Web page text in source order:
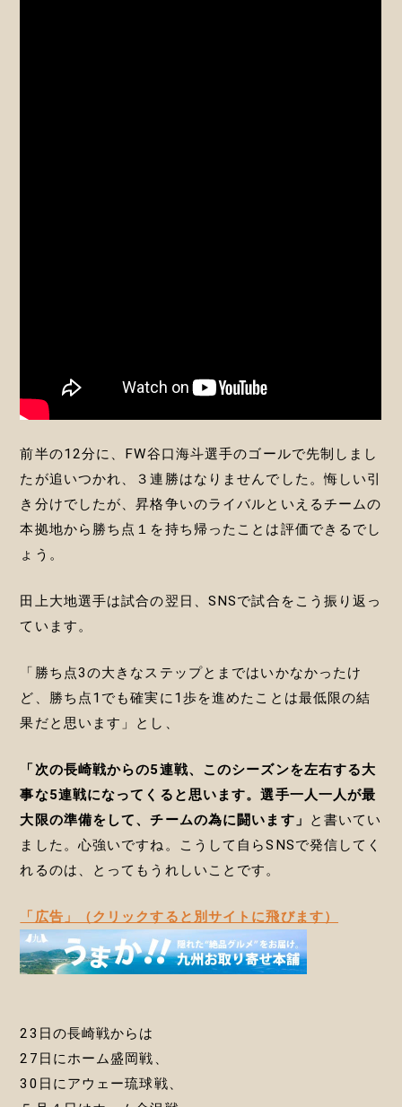
前半の12分に、FW谷口海斗選手のゴールで先制しまし
たが追いつかれ、３連勝はなりませんでした。悔しい引
き分けでしたが、昇格争いのライバルといえるチームの
本拠地から勝ち点１を持ち帰ったことは評価できるでし
ょう。
田上大地選手は試合の翌日、SNSで試合をこう振り返っ
ています。
「勝ち点3の大きなステップとまではいかなかったけ
ど、勝ち点1でも確実に1歩を進めたことは最低限の結
果だと思います」とし、
「次の長崎戦からの5連戦、このシーズンを左右する大
事な5連戦になってくると思います。選手一人一人が最
大限の準備をして、チームの為に闘います」
と書いてい
ました。心強いですね。こうして自らSNSで発信してく
れるのは、とってもうれしいことです。
「広告」（クリックすると別サイトに飛びます）
23日の長崎戦からは
27日にホーム盛岡戦、
30日にアウェー琉球戦、